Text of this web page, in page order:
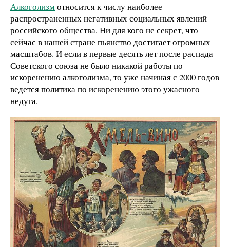
Алкоголизмотносится к числу наиболее
распространенных негативных социальных явлений
российского общества. Ни для кого не секрет, что
сейчас в нашей стране пьянство достигает огромных
масштабов. И если в первые десять лет после распада
Советского союза не было никакой работы по
искоренению алкоголизма, то уже начиная с 2000 годов
ведется политика по искоренению этого ужасного
недуга.